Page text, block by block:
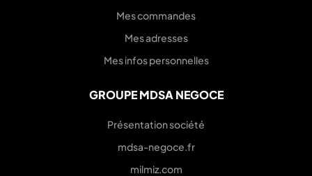
Mes commandes
Mes adresses
Mes infos personnelles
GROUPE MDSA NEGOCE
Présentation société
mdsa-negoce.fr
milmiz.com